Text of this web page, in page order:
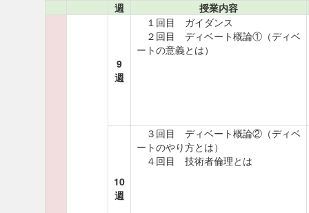
週 授業内容
9
週
１回目 ガイダンス
２回目 ディベート概論①（ディベ
ートの意義とは）
10
週
３回目 ディベート概論②（ディベ
ートのやり方とは）
４回目 技術者倫理とは